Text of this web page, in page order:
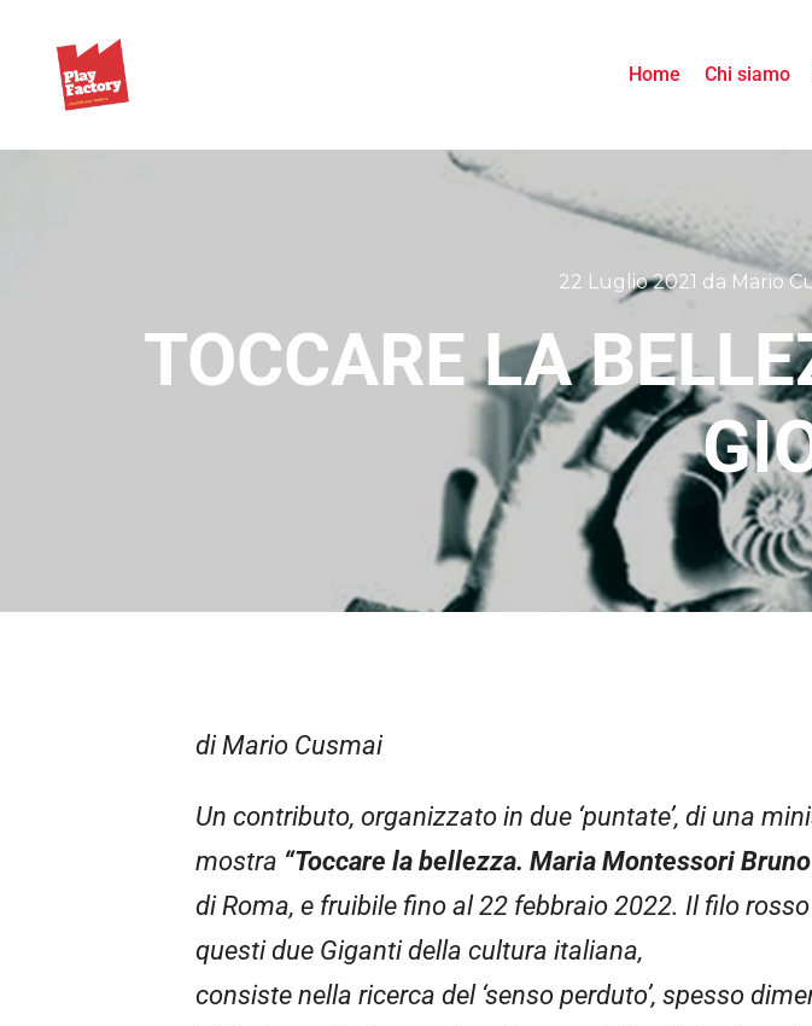
Home Chi siamo
22 Luglio 2021 da Mario
TOCCARE LA
di Mario Cusmai
Un contributo, organizzato in due ‘puntate’, di una
mostra “Toccare la bellezza. Maria Montessori
di Roma, e fruibile fino al 22 febbraio 2022. Il filo
questi due Giganti della cultura italiana,
consiste nella ricerca del ‘senso perduto’, spesso